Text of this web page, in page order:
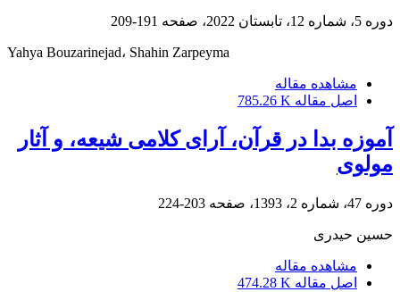
دوره 5، شماره 12، تابستان 2022، صفحه 191-209
Yahya Bouzarinejad، Shahin Zarpeyma
مشاهده مقاله
اصل مقاله 785.26 K
آموزه بدا در قرآن، آرای کلامى شیعه، و آثار
مولوى
دوره 47، شماره 2، 1393، صفحه 203-224
حسین حیدری
مشاهده مقاله
اصل مقاله 474.28 K